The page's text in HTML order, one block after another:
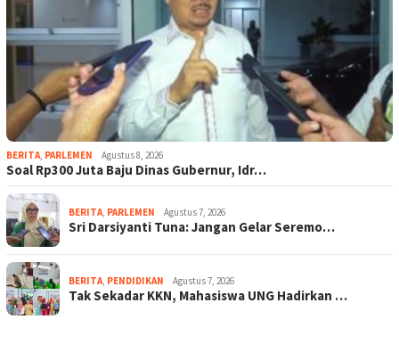
BERITA, PARLEMEN Agustus 8, 2026
Soal Rp300 Juta Baju Dinas Gubernur, Idr…
BERITA, PARLEMEN Agustus 7, 2026
Sri Darsiyanti Tuna: Jangan Gelar Seremo…
BERITA, PENDIDIKAN Agustus 7, 2026
Tak Sekadar KKN, Mahasiswa UNG Hadirkan …